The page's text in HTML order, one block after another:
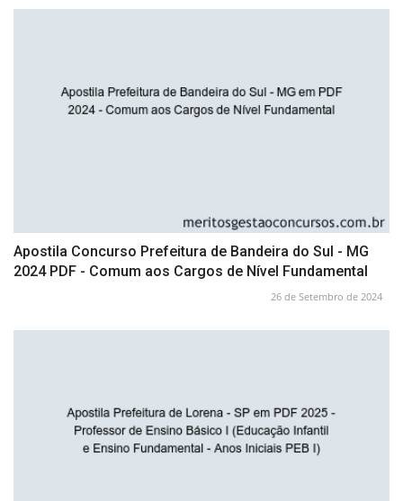
Apostila Concurso Prefeitura de Bandeira do Sul - MG
2024 PDF - Comum aos Cargos de Nível Fundamental
26 de Setembro de 2024